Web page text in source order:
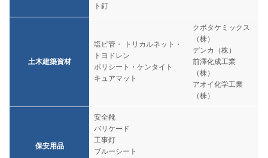
ト釘
土木建築資材
塩ビ管・ トリカルネット・
トヨドレン
ポリシート・ケンタイト
キュアマット
クボタケミックス
（株）
デンカ（株）
前澤化成工業
（株）
アオイ化学工業
（株）
保安用品
安全靴
バリケード
工事灯
ブルーシート